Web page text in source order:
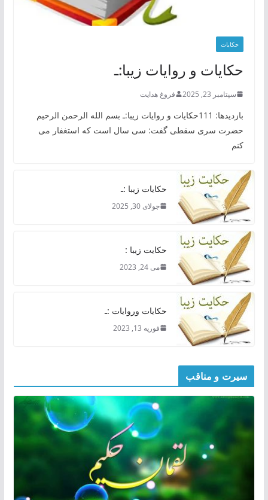
حکایات
حکایات و روایات زیبا:ـ
سپتامبر 23, 2025 فروغ هدایت
بازدیدها: 111حکایات و روایات زیبا:ـ بسم الله الرحمن الرحیم
حضرت سری سقطی گفت: سی سال است که استغفار می
کنم
حکایات زیبا :ـ
جولای 30, 2025
حکایت زیبا :
می 24, 2023
حکایات وروایات :ـ
فوریه 13, 2023
سیرت و مناقب